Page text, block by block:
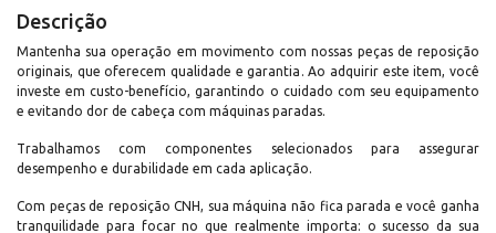
Descrição
Mantenha sua operação em movimento com nossas peças de reposição
originais, que oferecem qualidade e garantia. Ao adquirir este item, você
investe em custo-benefício, garantindo o cuidado com seu equipamento
e evitando dor de cabeça com máquinas paradas.
Trabalhamos com componentes selecionados para assegurar
desempenho e durabilidade em cada aplicação.
Com peças de reposição CNH, sua máquina não fica parada e você ganha
tranquilidade para focar no que realmente importa: o sucesso da sua